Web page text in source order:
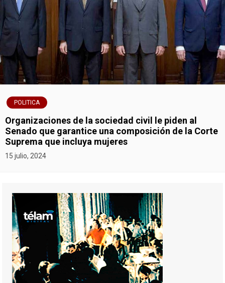
POLITICA
Organizaciones de la sociedad civil le piden al
Senado que garantice una composición de la Corte
Suprema que incluya mujeres
15 julio, 2024